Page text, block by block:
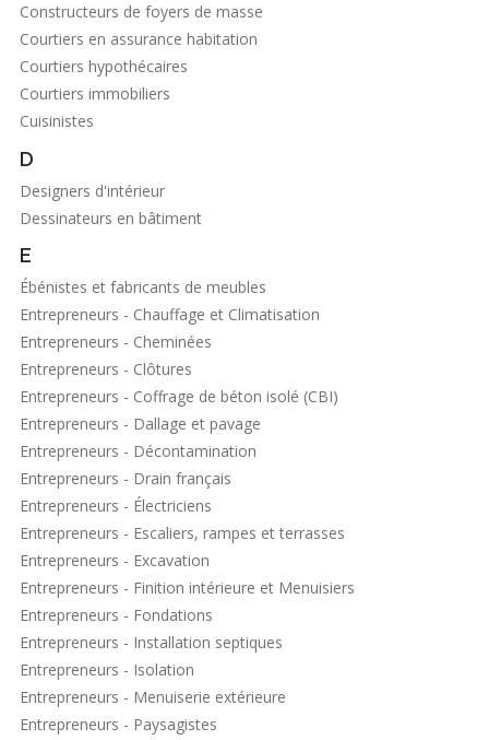
Constructeurs de foyers de masse
Courtiers en assurance habitation
Courtiers hypothécaires
Courtiers immobiliers
Cuisinistes
D
Designers d'intérieur
Dessinateurs en bâtiment
E
Ébénistes et fabricants de meubles
Entrepreneurs - Chauffage et Climatisation
Entrepreneurs - Cheminées
Entrepreneurs - Clôtures
Entrepreneurs - Coffrage de béton isolé (CBI)
Entrepreneurs - Dallage et pavage
Entrepreneurs - Décontamination
Entrepreneurs - Drain français
Entrepreneurs - Électriciens
Entrepreneurs - Escaliers, rampes et terrasses
Entrepreneurs - Excavation
Entrepreneurs - Finition intérieure et Menuisiers
Entrepreneurs - Fondations
Entrepreneurs - Installation septiques
Entrepreneurs - Isolation
Entrepreneurs - Menuiserie extérieure
Entrepreneurs - Paysagistes